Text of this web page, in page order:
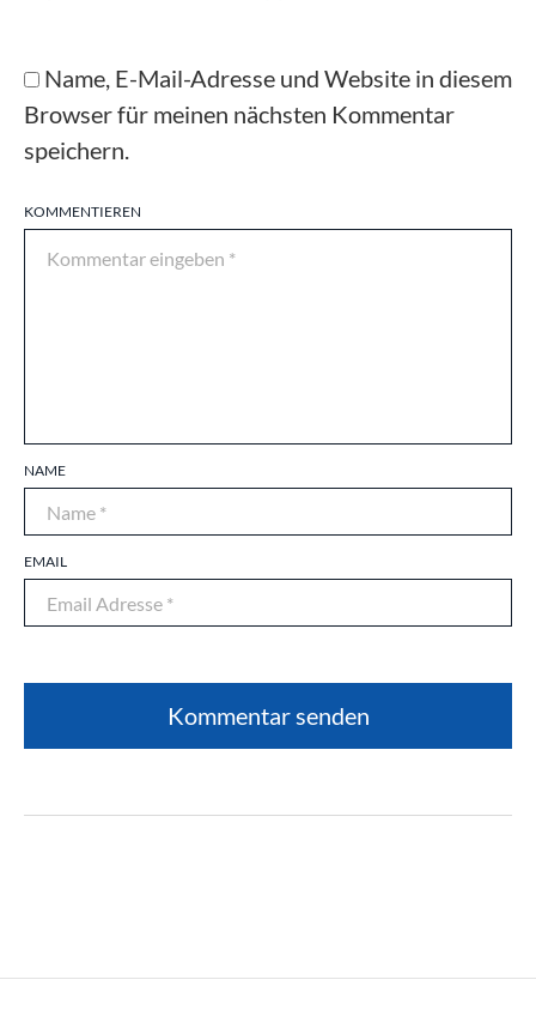
KOMMENTIEREN
NAME
EMAIL
Name, E-Mail-Adresse und Website in diesem
Browser für meinen nächsten Kommentar
speichern.